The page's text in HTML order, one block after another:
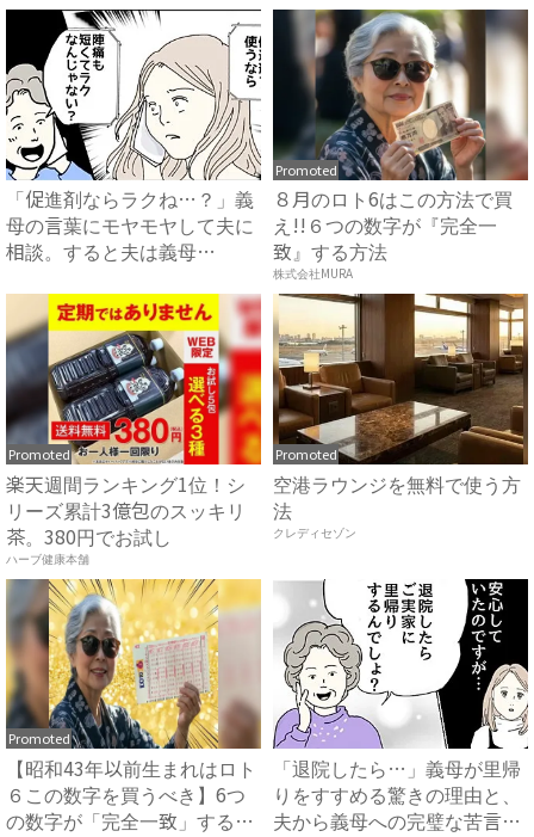
「促進剤ならラクね…？」義
母の言葉にモヤモヤして夫に
相談。すると夫は義母
Promoted
８月のロト6はこの方法で買
え!!６つの数字が『完全一
致』する方法
株式会社MURA
Promoted
楽天週間ランキング1位！シ
リーズ累計3億包のスッキリ
茶。380円でお試し
ハーブ健康本舗
Promoted
空港ラウンジを無料で使う方
法
クレディセゾン
Promoted
【昭和43年以前生まれはロト
６この数字を買うべき】6つ
の数字が「完全一致」する
「退院したら…」義母が里帰
りをすすめる驚きの理由と、
夫から義母への完璧な苦言